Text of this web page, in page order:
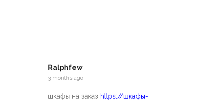
Ralphfew
3 months ago
шкафы на заказ https://шкафы-